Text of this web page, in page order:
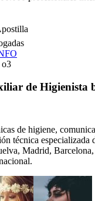
o3
de Higienista
de higiene,
técnica especializada
Madrid, Barcelona,